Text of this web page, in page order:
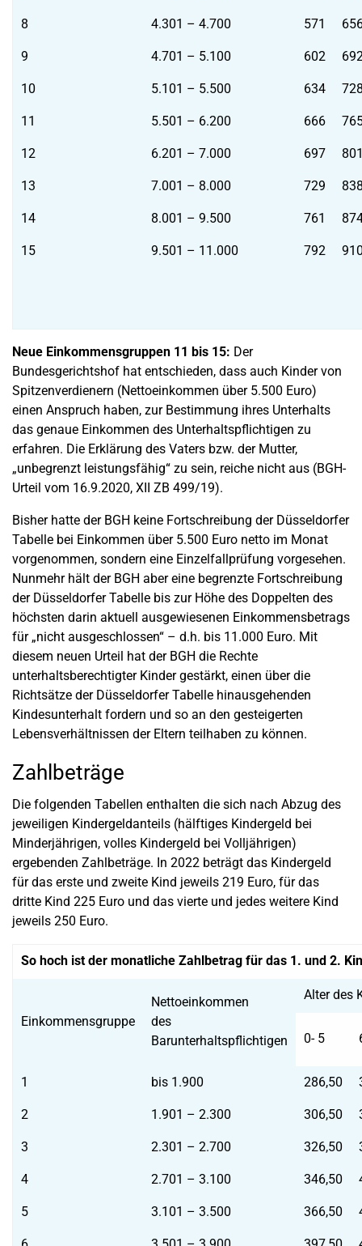
8
9
10
11
12
13
14
15
4.301 – 4.700
4.701 – 5.100
5.101 – 5.500
5.501 – 6.200
6.201 – 7.000
7.001 – 8.000
8.001 – 9.500
9.501 – 11.000
571
602
634
666
697
729
761
792
Neue Einkommensgruppen 11 bis 15: Der
Bundesgerichtshof hat entschieden, dass auch Kinder von
Spitzenverdienern (Nettoeinkommen über 5.500 Euro)
einen Anspruch haben, zur Bestimmung ihres Unterhalts
das genaue Einkommen des Unterhaltspflichtigen zu
erfahren. Die Erklärung des Vaters bzw. der Mutter,
„unbegrenzt leistungsfähig“ zu sein, reiche nicht aus (BGH-
Urteil vom 16.9.2020, XII ZB 499/19).
Bisher hatte der BGH keine Fortschreibung der Düsseldorfer
Tabelle bei Einkommen über 5.500 Euro netto im Monat
vorgenommen, sondern eine Einzelfallprüfung vorgesehen.
Nunmehr hält der BGH aber eine begrenzte Fortschreibung
der Düsseldorfer Tabelle bis zur Höhe des Doppelten des
höchsten darin aktuell ausgewiesenen Einkommensbetrags
für „nicht ausgeschlossen“ – d.h. bis 11.000 Euro. Mit
diesem neuen Urteil hat der BGH die Rechte
unterhaltsberechtigter Kinder gestärkt, einen über die
Richtsätze der Düsseldorfer Tabelle hinausgehenden
Kindesunterhalt fordern und so an den gesteigerten
Lebensverhältnissen der Eltern teilhaben zu können.
Zahlbeträge
Die folgenden Tabellen enthalten die sich nach Abzug des
jeweiligen Kindergeldanteils (hälftiges Kindergeld bei
Minderjährigen, volles Kindergeld bei Volljährigen)
ergebenden Zahlbeträge. In 2022 beträgt das Kindergeld
für das erste und zweite Kind jeweils 219 Euro, für das
dritte Kind 225 Euro und das vierte und jedes weitere Kind
jeweils 250 Euro.
So hoch ist der monatliche Zahlbetrag für das 1. und 2.
Einkommensgruppe
Nettoeinkommen
des
Barunterhaltspflichtigen
Alter des
0- 5
1
2
3
4
5
bis 1.900
1.901 – 2.300
2.301 – 2.700
2.701 – 3.100
3.101 – 3.500
286,50
306,50
326,50
346,50
366,50